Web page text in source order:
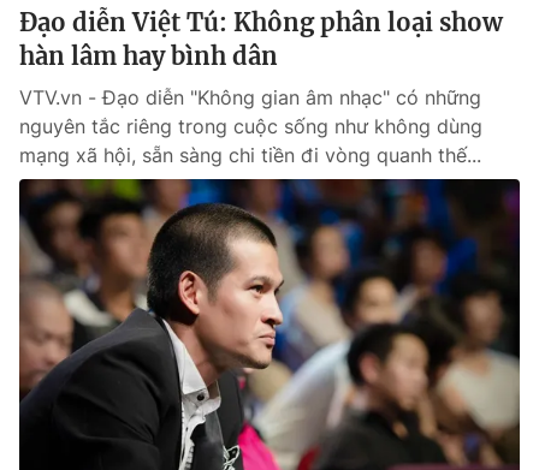
Đạo diễn Việt Tú: Không phân loại show
hàn lâm hay bình dân
VTV.vn - Đạo diễn "Không gian âm nhạc" có những
nguyên tắc riêng trong cuộc sống như không dùng
mạng xã hội, sẵn sàng chi tiền đi vòng quanh thế...